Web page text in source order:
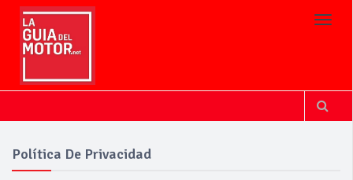
Política De Privacidad